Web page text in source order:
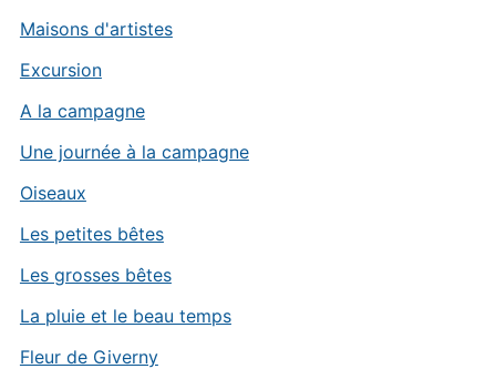
Maisons d'artistes
Excursion
A la campagne
Une journée à la campagne
Oiseaux
Les petites bêtes
Les grosses bêtes
La pluie et le beau temps
Fleur de Giverny